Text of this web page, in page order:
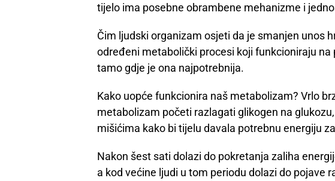
tijelo ima posebne obrambene mehanizme i
Čim ljudski organizam osjeti da je smanjen unos
određeni metabolički procesi koji funkcioniraju
tamo gdje je ona najpotrebnija.
Kako uopće funkcionira naš metabolizam? Vrlo
metabolizam početi razlagati glikogen na
mišićima kako bi tijelu davala potrebnu energiju
Nakon šest sati dolazi do pokretanja zaliha
a kod većine ljudi u tom periodu dolazi do pojave